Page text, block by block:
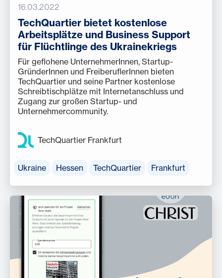
16.03.2022
TechQuartier bietet kostenlose
Arbeitsplätze und Business Support
für Flüchtlinge des Ukrainekriegs
Für geflohene UnternehmerInnen, Startup-
GründerInnen und FreiberuflerInnen bieten
TechQuartier und seine Partner kostenlose
Schreibtischplätze mit Internetanschluss und
Zugang zur großen Startup- und
Unternehmercommunity.
TechQuartier Frankfurt
Ukraine Hessen TechQuartier Frankfurt